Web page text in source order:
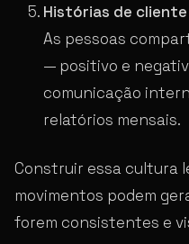
Histórias de
As pessoas
— positivo e
comunicação
relatórios mensais.
Construir essa cultura
movimentos podem
forem consistentes e